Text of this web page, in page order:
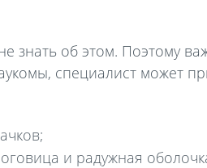
знать об этом. Поэтому
специалист может
и радужная